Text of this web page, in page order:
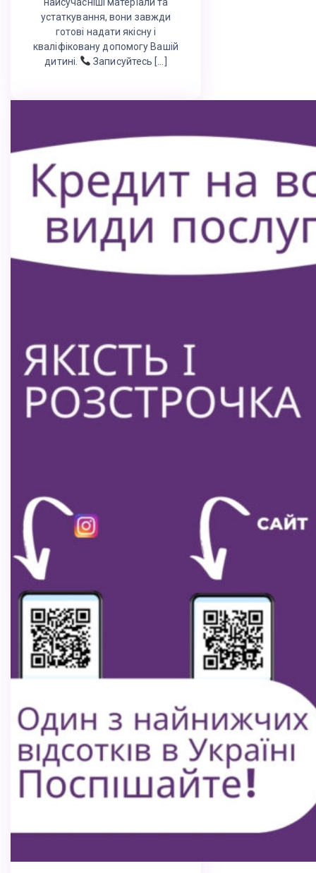
устаткування, вони завжди
готові надати якісну і
кваліфіковану допомогу Вашій
дитині.
Записуйтесь […]